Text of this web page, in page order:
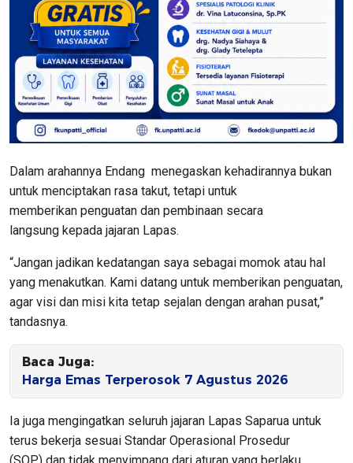
Dalam arahannya Endang menegaskan kehadirannya bukan
untuk menciptakan rasa takut, tetapi untuk
memberikan penguatan dan pembinaan secara
langsung kepada jajaran Lapas.
“Jangan jadikan kedatangan saya sebagai momok atau hal
yang menakutkan. Kami datang untuk memberikan penguatan,
agar visi dan misi kita tetap sejalan dengan arahan pusat,”
tandasnya.
Baca Juga:
Harga Emas Terperosok 7 Agustus 2026
Ia juga mengingatkan seluruh jajaran Lapas Saparua untuk
terus bekerja sesuai Standar Operasional Prosedur
(SOP) dan tidak menyimpang dari aturan yang berlaku.